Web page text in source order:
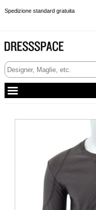
Spedizione standard gratuita